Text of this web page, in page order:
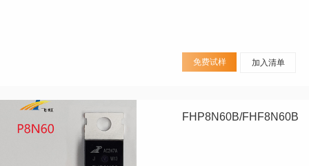
免费试样 加入清单
FHP8N60B/FHF8N60B